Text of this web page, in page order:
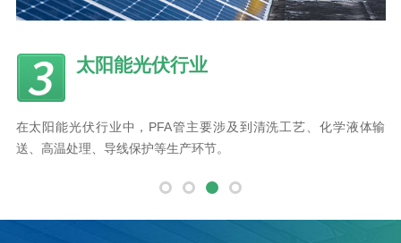
行业
管主要涉及到清洗工艺、化学液体输
生产环节。
PFA管具有卓越的耐腐蚀耐